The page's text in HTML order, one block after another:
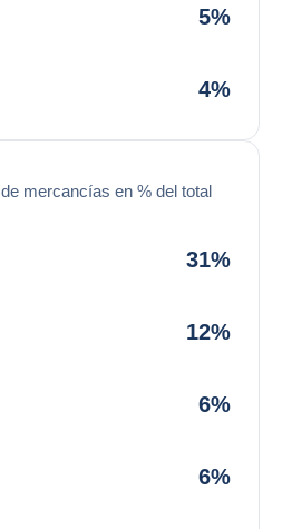
5%
4%
de mercancías en % del total
31%
12%
6%
6%